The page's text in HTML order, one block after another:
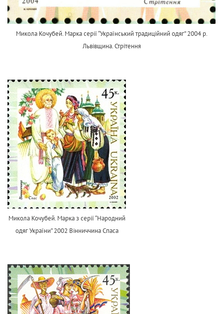
Микола Кочубей. Марка серії “Український традиційний одяг” 2004 р.
Львівщина. Стрітення
Микола Кочубей. Марка з серії “Народний
одяг України” 2002 Вінниччина Спаса